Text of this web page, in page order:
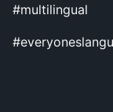
#multilingual